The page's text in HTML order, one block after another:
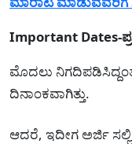
Important Dates-
ಮೊದಲು
ದಿನಾಂಕವಾಗಿತ್ತು.
ಆದರೆ, ಇದೀಗ ಅರ್ಜಿ